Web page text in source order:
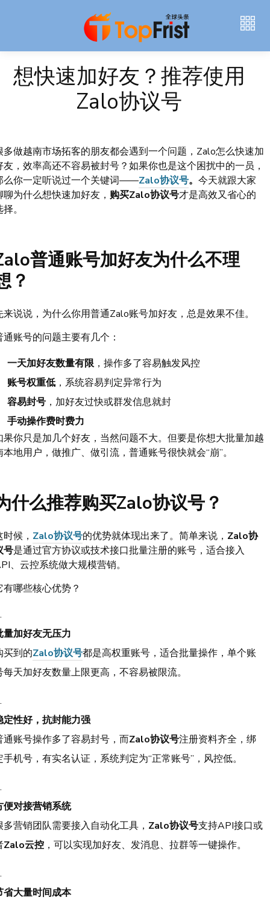
想快速加好友？推荐使用
Zalo协议号
多做越南市场拓客的朋友都会遇到一个问题，Zalo怎么快速加
友，效率高还不容易被封号？如果你也是这个困扰中的一员，
么你一定听说过一个关键词——Zalo协议号。 今天就跟大家
聊为什么想快速加好友， 购买Zalo协议号才是高效又省心的
。
普通账号加好友为什么不理
？
来说说，为什么你用普通Zalo账号加好友，总是效果不佳。
通账号的问题主要有几个：
一天加好友数量有限，操作多了容易触发风控
账号权重低 ，系统容易判定异常行为
容易封号 ，加好友过快或群发信息就封
手动操作费时费力
果你只是加几个好友，当然问题不大。但要是你想大批量加越
本地用户，做推广、做引流，普通账号很快就会“崩”。
什么推荐购买Zalo协议号？
时候， Zalo协议号的优势就体现出来了。简单来说， Zalo协
号是通过官方协议或技术接口批量注册的账号，适合接入
、云控系统做大规模营销。
有哪些核心优势？
量加好友无压力
买到的Zalo协议号都是高权重账号，适合批量操作，单个账
每天加好友数量上限更高，不容易被限流。
定性好，抗封能力强
通账号操作多了容易封号，而Zalo协议号注册资料齐全，绑
手机号，有实名认证，系统判定为“正常账号”，风控低。
便对接营销系统
多营销团队需要接入自动化工具， Zalo协议号支持API接口或
Zalo云控 ，可以实现加好友、发消息、拉群等一键操作。
省大量时间成本